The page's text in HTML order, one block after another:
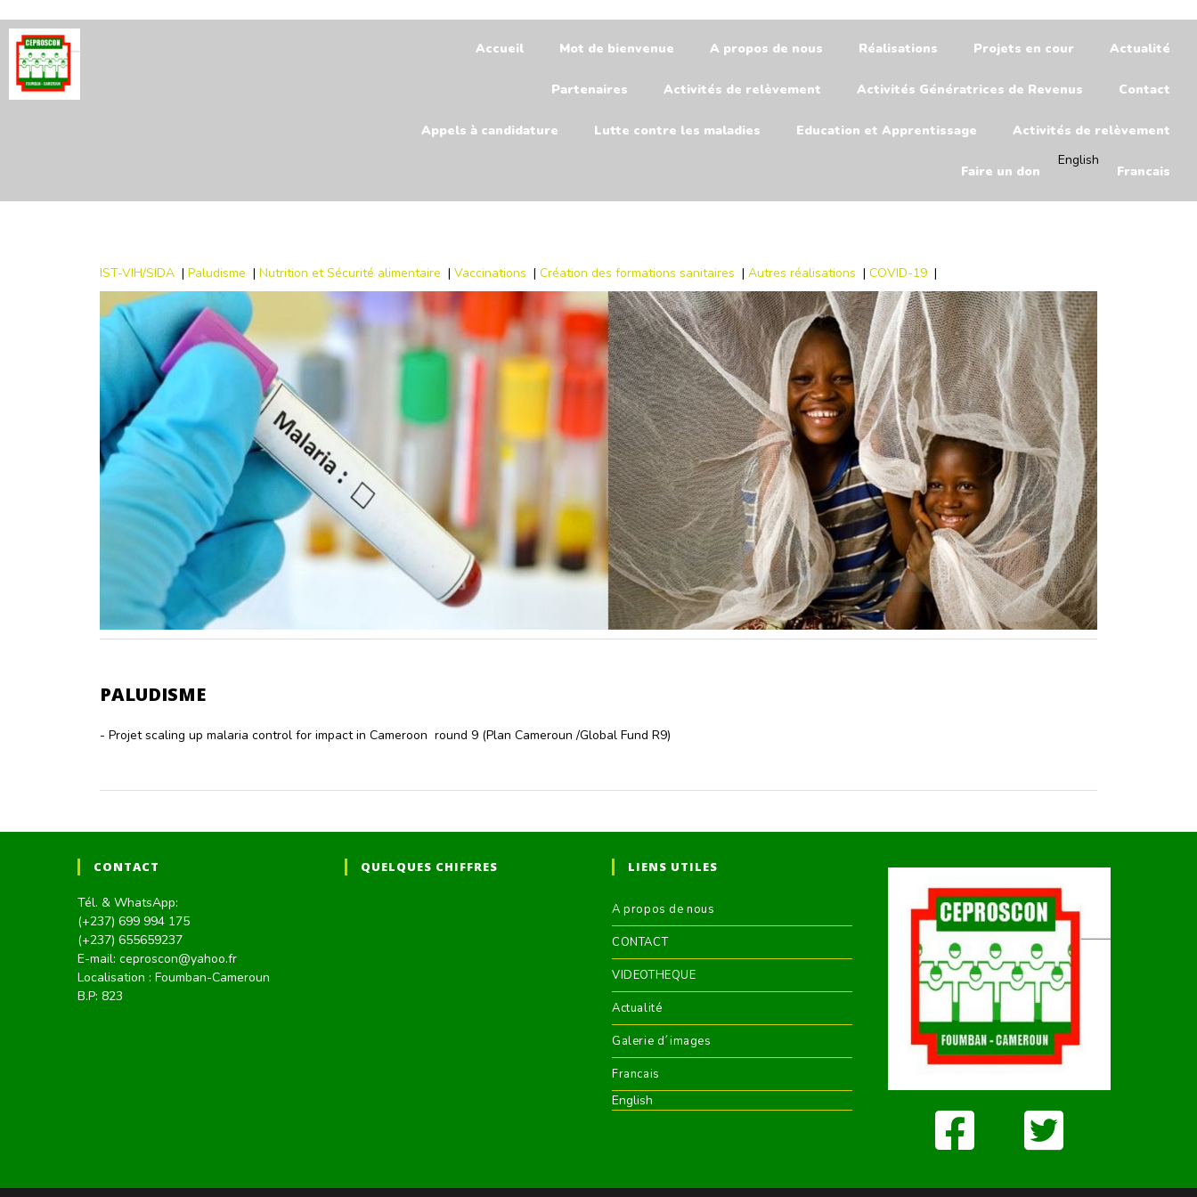
Accueil Mot de bienvenue A propos de nous Réalisations Projets en cour Actualité
Partenaires Activités de relèvement Activités Génératrices de Revenus Contact
Appels à candidature Lutte contre les maladies Education et Apprentissage Activités de relèvement
Faire un don
English
Francais
IST-VIH/SIDA | Paludisme | Nutrition et Sécurité alimentaire | Vaccinations | Création des formations sanitaires | Autres réalisations | COVID-19 |
PALUDISME
- Projet scaling up malaria control for impact in Cameroon round 9 (Plan Cameroun /Global Fund R9)
CONTACT
Tél. & WhatsApp:
(+237) 699 994 175
(+237) 655659237
E-mail: ceproscon@yahoo.fr
Localisation : Foumban-Cameroun
B.P: 823
QUELQUES CHIFFRES LIENS UTILES
A propos de nous
CONTACT
VIDEOTHEQUE
Actualité
Galerie d´images
Francais
English